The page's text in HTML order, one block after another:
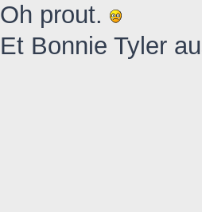
Oh prout.
Et Bonnie Tyler